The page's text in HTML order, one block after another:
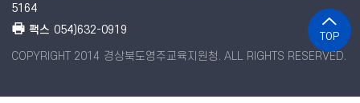
5164
팩스 054)632-0919
COPYRIGHT 2014 경상북도영주교육지원청. ALL RIGHTS RESERVED.
TOP